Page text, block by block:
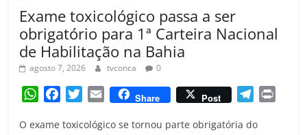
Exame toxicológico passa a ser
obrigatório para 1ª Carteira Nacional
de Habilitação na Bahia
agosto 7, 2026 tvconca 0
W
a
c
i
a
Share Post
l
O exame toxicológico se tornou parte obrigatória do